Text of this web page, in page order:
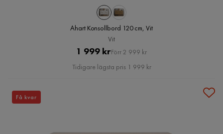
Ahart Konsollbord 120 cm, Vit
Vit
Pris
1 999 krOriginal
Pris
Förr 2 999 kr
Tidigare lägsta pris 1 999 kr
Få kvar